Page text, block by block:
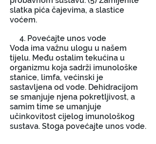
slatka pića čajevima, a slastice
voćem.
4. Povećajte unos vode
Voda ima važnu ulogu u našem
tijelu. Među ostalim tekućina u
organizmu koja sadrži imunološke
stanice, limfa, većinski je
sastavljena od vode. Dehidracijom
se smanjuje njena pokretljivost, a
samim time se umanjuje
učinkovitost cijelog imunološkog
sustava. Stoga povećajte unos vode.